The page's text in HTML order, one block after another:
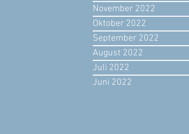
November 2022
Oktober 2022
September 2022
August 2022
Juli 2022
Juni 2022